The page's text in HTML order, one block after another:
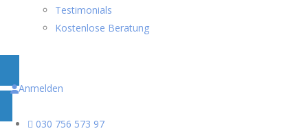
Testimonials
Kostenlose Beratung
Anmelden
030 756 573 97